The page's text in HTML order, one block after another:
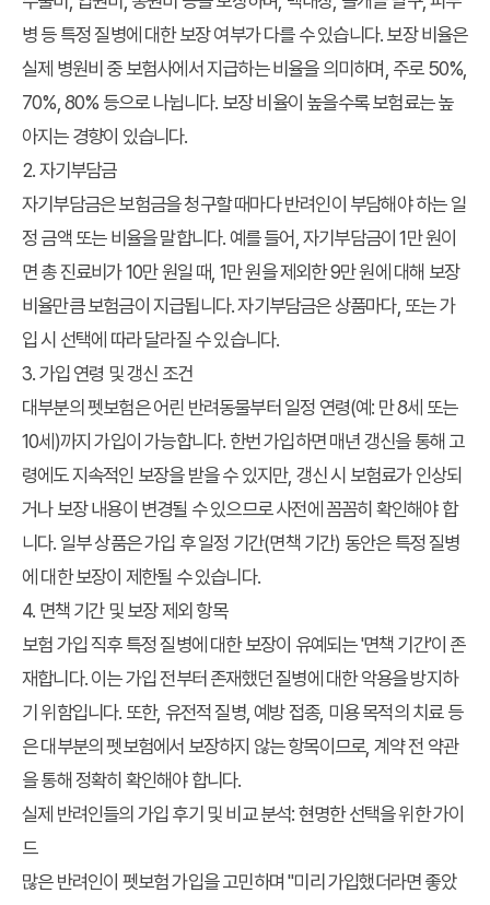
병 등 특정 질병에 대한 보장 여부가 다를 수 있습니다. 보장 비율은
실제 병원비 중 보험사에서 지급하는 비율을 의미하며, 주로 50%,
70%, 80% 등으로 나뉩니다. 보장 비율이 높을수록 보험료는 높
아지는 경향이 있습니다.
2. 자기부담금
자기부담금은 보험금을 청구할 때마다 반려인이 부담해야 하는 일
정 금액 또는 비율을 말합니다. 예를 들어, 자기부담금이 1만 원이
면 총 진료비가 10만 원일 때, 1만 원을 제외한 9만 원에 대해 보장
비율만큼 보험금이 지급됩니다. 자기부담금은 상품마다, 또는 가
입 시 선택에 따라 달라질 수 있습니다.
3. 가입 연령 및 갱신 조건
대부분의 펫보험은 어린 반려동물부터 일정 연령(예: 만 8세 또는
10세)까지 가입이 가능합니다. 한번 가입하면 매년 갱신을 통해 고
령에도 지속적인 보장을 받을 수 있지만, 갱신 시 보험료가 인상되
거나 보장 내용이 변경될 수 있으므로 사전에 꼼꼼히 확인해야 합
니다. 일부 상품은 가입 후 일정 기간(면책 기간) 동안은 특정 질병
에 대한 보장이 제한될 수 있습니다.
4. 면책 기간 및 보장 제외 항목
보험 가입 직후 특정 질병에 대한 보장이 유예되는 '면책 기간'이 존
재합니다. 이는 가입 전부터 존재했던 질병에 대한 악용을 방지하
기 위함입니다. 또한, 유전적 질병, 예방 접종, 미용 목적의 치료 등
은 대부분의 펫보험에서 보장하지 않는 항목이므로, 계약 전 약관
을 통해 정확히 확인해야 합니다.
실제 반려인들의 가입 후기 및 비교 분석: 현명한 선택을 위한 가이
드
많은 반려인이 펫보험 가입을 고민하며 "미리 가입했더라면 좋았